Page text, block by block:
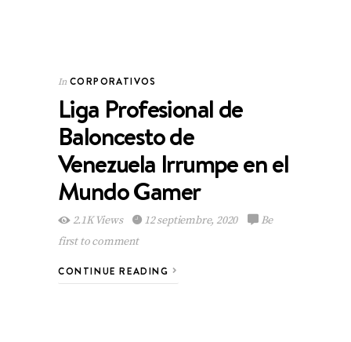
In CORPORATIVOS
Liga Profesional de
Baloncesto de
Venezuela Irrumpe en el
Mundo Gamer
2.1K Views 12 septiembre, 2020
Be
first to comment
CONTINUE READING